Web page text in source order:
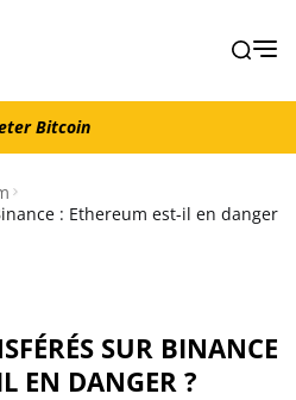
Bitcoin
Bitcoin
: Ethereum est-il en danger
SUR BINANCE
EN DANGER ?